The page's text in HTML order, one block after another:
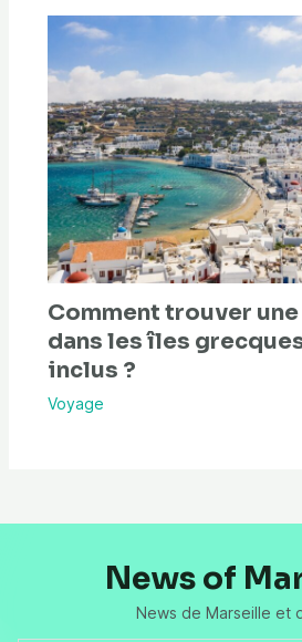
Comment trouver
dans les îles
inclus ?
Voyage
News of
News de Marseille et